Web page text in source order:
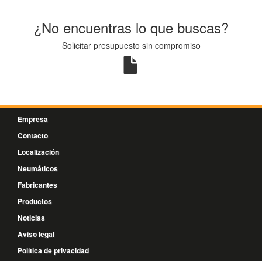
¿No encuentras lo que buscas?
Solicitar presupuesto sin compromiso
Empresa
Contacto
Localización
Neumáticos
Fabricantes
Productos
Noticias
Aviso legal
Política de privacidad